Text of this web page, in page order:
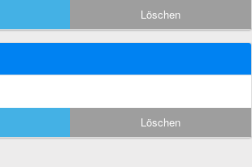
Löschen
Löschen